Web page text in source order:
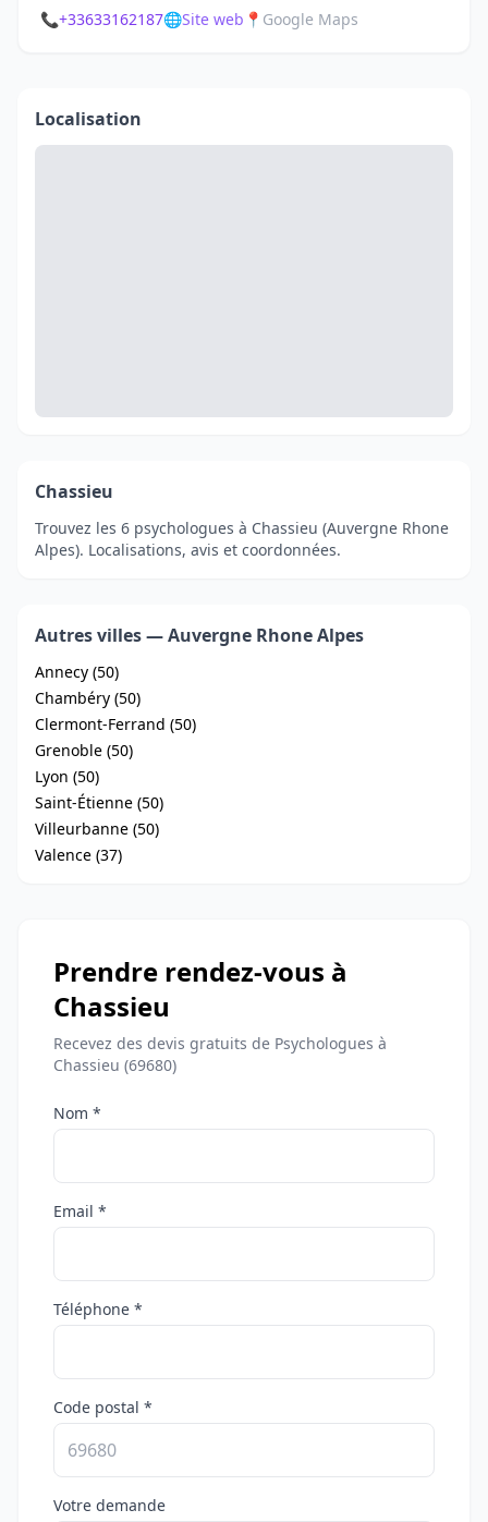
📞+33633162187🌐Site web 📍 Google Maps
Localisation
Chassieu
Trouvez les 6 psychologues à Chassieu (Auvergne Rhone
Alpes). Localisations, avis et coordonnées.
Autres villes — Auvergne Rhone Alpes
Annecy (50)
Chambéry (50)
Clermont-Ferrand (50)
Grenoble (50)
Lyon (50)
Saint-Étienne (50)
Villeurbanne (50)
Valence (37)
Prendre rendez-vous à
Chassieu
Recevez des devis gratuits de Psychologues à
Chassieu (69680)
Nom *
Email *
Téléphone *
Code postal *
Votre demande